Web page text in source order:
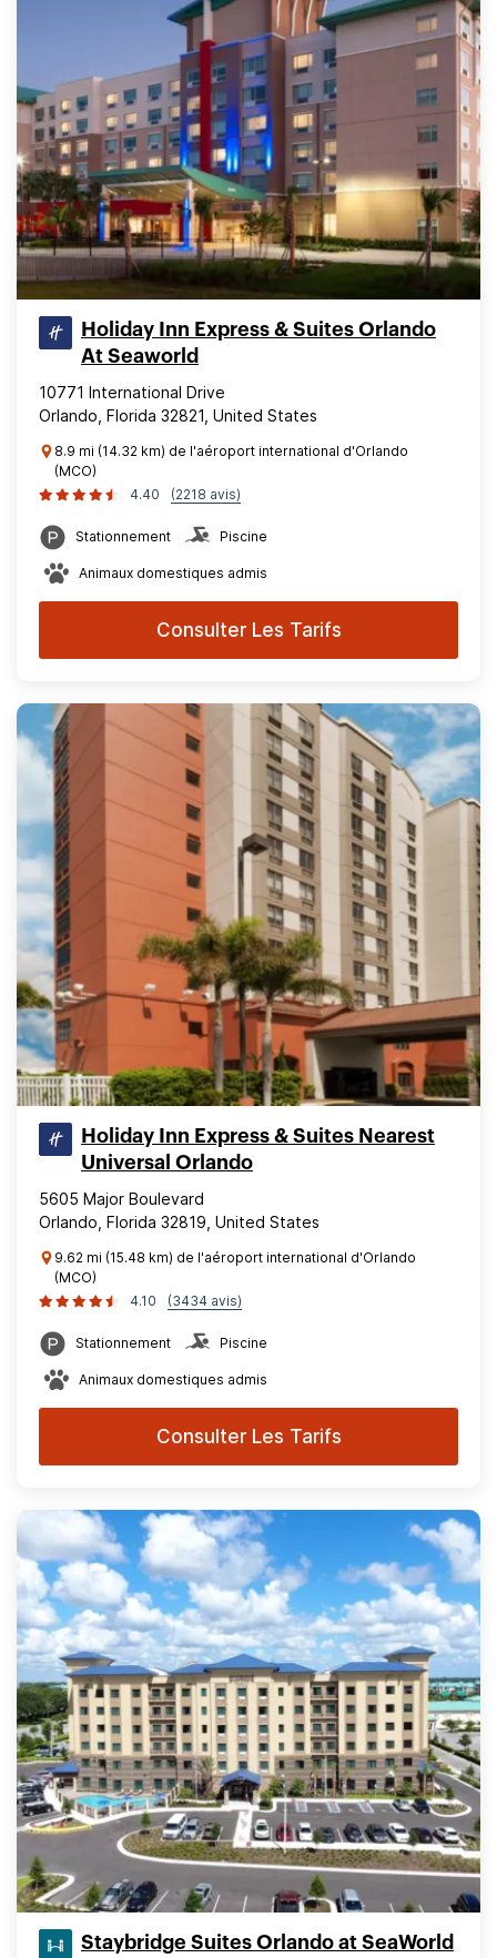
Holiday Inn Express & Suites Orlando
At Seaworld
10771 International Drive
Orlando, Florida 32821, United States
8.9 mi (14.32 km) de l'aéroport international d'Orlando
(MCO)
4.40
(2218 avis)
Stationnement Piscine
Animaux domestiques admis
Consulter Les Tarifs
Holiday Inn Express & Suites Nearest
Universal Orlando
5605 Major Boulevard
Orlando, Florida 32819, United States
9.62 mi (15.48 km) de l'aéroport international d'Orlando
(MCO)
4.10
(3434 avis)
Stationnement Piscine
Animaux domestiques admis
Consulter Les Tarifs
Staybridge Suites Orlando at SeaWorld